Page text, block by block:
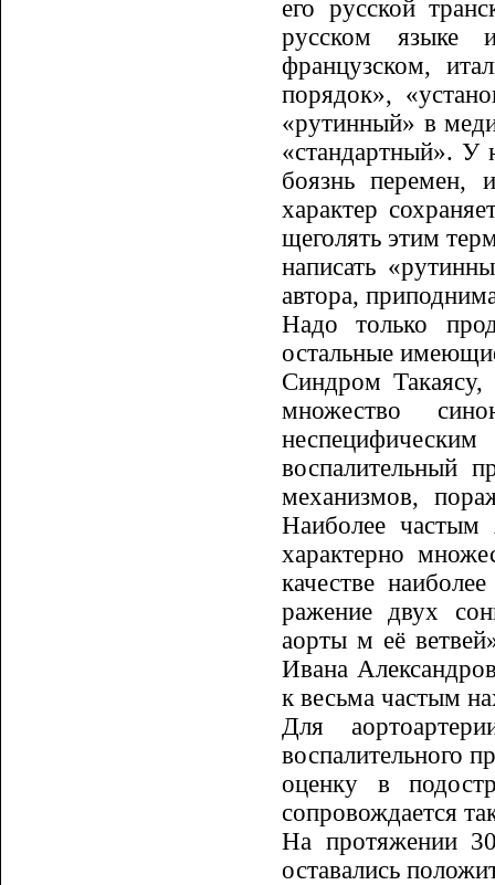
его русской
русском языке
французском,
порядок»,
«рутинный» в
«стандартный». У
боязнь перемен,
характер
щеголять этим
написать
автора,
Надо только
остальные
Синдром
множество
воспалительный
ме­ха­низмов,
Наиболее частым
характерно
качестве
ражение двух
аорты м её
Ивана
к весьма частым
Для
воспалительного
оценку в
сопровождается
На протяжении
оставались